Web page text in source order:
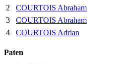
2
COURTOIS Abraham
3
COURTOIS Abraham
4
COURTOIS Adrian
Paten